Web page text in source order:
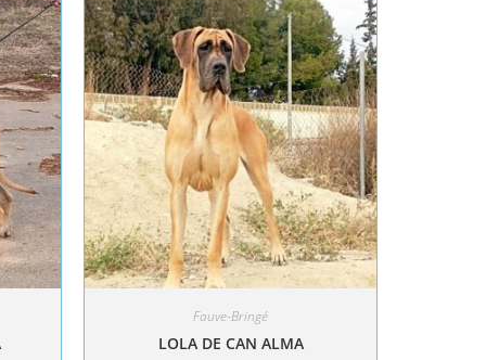
Fauve-Bringé
LOLA DE CAN ALMA